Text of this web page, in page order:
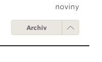
noviny
Archív